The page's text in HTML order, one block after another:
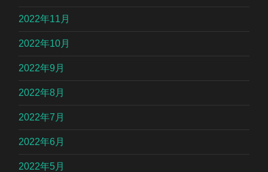
2022年11月
2022年10月
2022年9月
2022年8月
2022年7月
2022年6月
2022年5月